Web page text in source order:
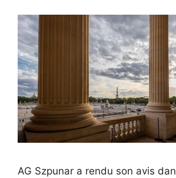
AG Szpunar a rendu son avis